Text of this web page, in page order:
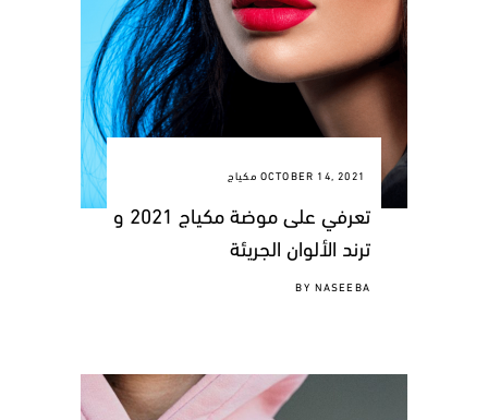
OCTOBER 14, 2021 مكياج
تعرفي على موضة مكياج 2021 و
ترند الألوان الجريئة
BY NASEEBA